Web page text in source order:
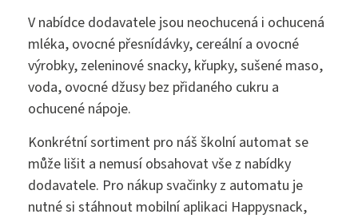
Facebook
EduPage
V nabídce dodavatele jsou neochucená i ochucená
mléka, ovocné přesnídávky, cereální a ovocné
výrobky, zeleninové snacky, křupky, sušené maso,
voda, ovocné džusy bez přidaného cukru a
ochucené nápoje.
Konkrétní sortiment pro náš školní automat se
může lišit a nemusí obsahovat vše z nabídky
dodavatele. Pro nákup svačinky z automatu je
nutné si stáhnout mobilní aplikaci Happysnack,